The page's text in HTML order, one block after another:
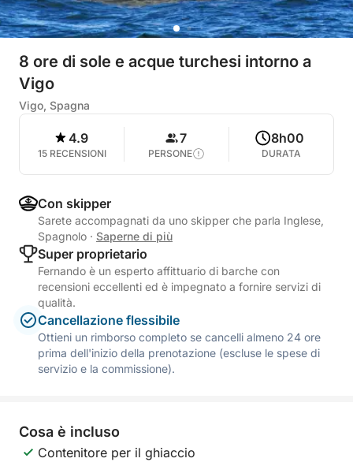
8 ore di sole e acque turchesi intorno a
Vigo
Vigo, Spagna
4.9
15 RECENSIONI
7
PERSONE
8h00
DURATA
Con skipper
Sarete accompagnati da uno skipper che parla Inglese,
Spagnolo · Saperne di più
Super proprietario
Fernando è un esperto affittuario di barche con
recensioni eccellenti ed è impegnato a fornire servizi di
qualità.
Cancellazione flessibile
Ottieni un rimborso completo se cancelli almeno 24 ore
prima dell'inizio della prenotazione (escluse le spese di
servizio e la commissione).
Cosa è incluso
Contenitore per il ghiaccio